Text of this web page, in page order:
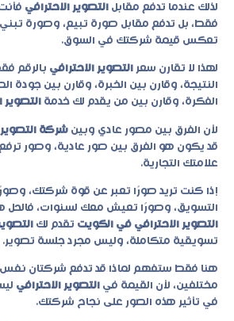
لذلك عندما تدفع مقابل التصوير الاحترافي
فقط، بل تدفع مقابل صورة تبيع، وصورة
تعكس قيمة شركتك في السوق.
لهذا لا تقارن سعر التصوير الاحترافي بالرقم
النتيجة، وقارن بين الخبرة، وقارن بين جودة
الفكرة، وقارن بين من يقدم لك خدمة التصوير
لأن الفرق بين مصور عادي وبين شركة
قد يكون هو الفرق بين صور عادية، وصور
علامتك التجارية.
إذا كنت تريد صورًا تعبر عن قوة شركتك،
التسويق، وصورًا تعيش معك لسنوات، فالحل
التصوير الاحترافي في الكويت تقدم لك
تسويقية متكاملة، وليس مجرد جلسة تصوير.
هنا فقط ستفهم لماذا قد تدفع شركتان
مختلفين، لأن القيمة في التصوير الاحترافي
في تأثير هذه الصور على نجاح شركتك.